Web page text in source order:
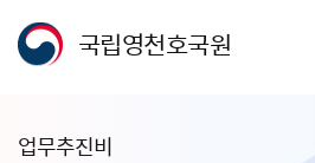
국립영천호국원
업무추진비